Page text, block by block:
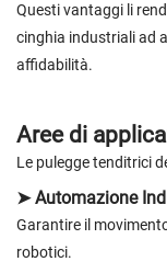
Questi vantaggi li
cinghia industriali ad
affidabilità.
Aree di
Le pulegge tenditrici
➤ Automazione
Garantire il
robotici.